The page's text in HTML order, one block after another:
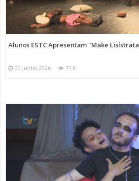
Alunos ESTC Apresentam "Make
30 Junho 2026 71 K